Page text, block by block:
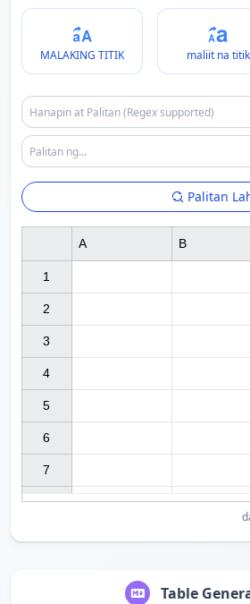
MALAKING TITIK maliit na titik
Palitan
1
2
3
4
5
6
7
A B
Table